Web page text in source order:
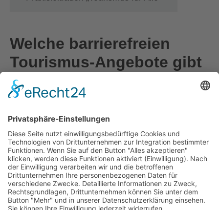
Welche barrierefreien
Tourismus-Angebote gibt
es?
barrierefreien touristischen Angebote bietet die
Website der Kärnten
Werbung:www.kaernten.at/service/barrierefreier-
urlaub/